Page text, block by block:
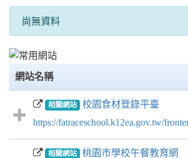
尚無資料
網站名稱
相關網站
校園食材登錄平臺
https://fatraceschool.k12ea.gov.tw/
相關網站
桃園市學校午餐教育網